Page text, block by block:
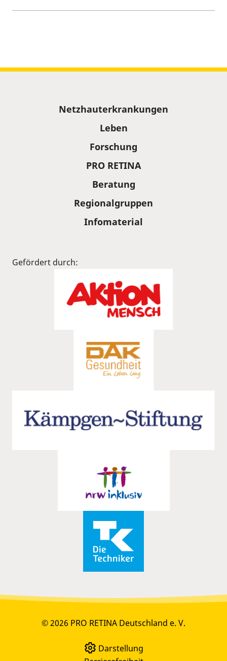
Netzhauterkrankungen
Leben
Forschung
PRO RETINA
Beratung
Regionalgruppen
Infomaterial
Gefördert durch:
© 2026 PRO RETINA Deutschland e. V.
Darstellung